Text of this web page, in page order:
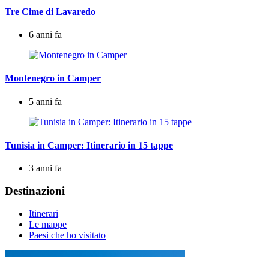
Tre Cime di Lavaredo
6 anni fa
Montenegro in Camper
5 anni fa
Tunisia in Camper: Itinerario in 15 tappe
3 anni fa
Destinazioni
Itinerari
Le mappe
Paesi che ho visitato